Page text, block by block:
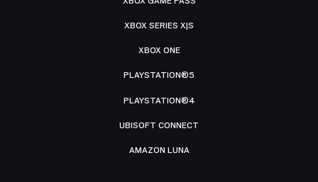
XBOX SERIES X|S
XBOX ONE
PLAYSTATION®5
PLAYSTATION®4
UBISOFT CONNECT
AMAZON LUNA